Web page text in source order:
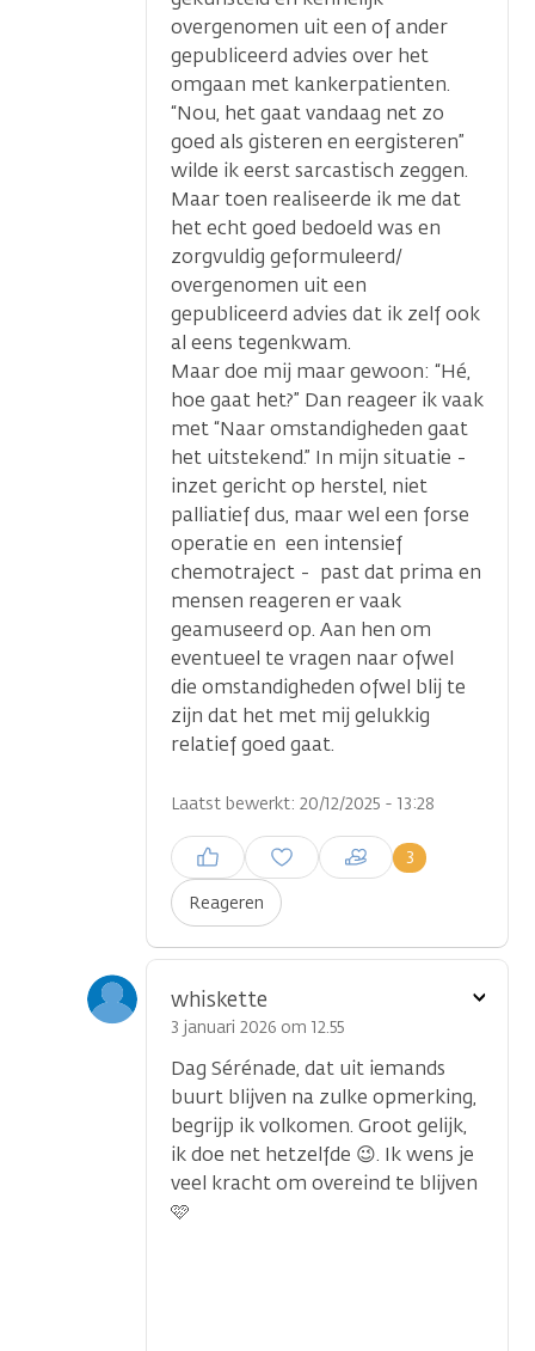
overgenomen uit een of ander
gepubliceerd advies over het
omgaan met kankerpatienten.
“Nou, het gaat vandaag net zo
goed als gisteren en eergisteren”
wilde ik eerst sarcastisch zeggen.
Maar toen realiseerde ik me dat
het echt goed bedoeld was en
zorgvuldig geformuleerd/
overgenomen uit een
gepubliceerd advies dat ik zelf ook
al eens tegenkwam.
Maar doe mij maar gewoon: “Hé,
hoe gaat het?” Dan reageer ik vaak
met “Naar omstandigheden gaat
het uitstekend.” In mijn situatie -
inzet gericht op herstel, niet
palliatief dus, maar wel een forse
operatie en een intensief
chemotraject - past dat prima en
mensen reageren er vaak
geamuseerd op. Aan hen om
eventueel te vragen naar ofwel
die omstandigheden ofwel blij te
zijn dat het met mij gelukkig
relatief goed gaat.
Laatst bewerkt: 20/12/2025 - 13:28
Reageren
3
Inloggen om een reactie te
plaatsen
whiskette
3 januari 2026 om 12.55
Dag Sérénade, dat uit iemands
buurt blijven na zulke opmerking,
begrijp ik volkomen. Groot gelijk,
ik doe net hetzelfde 😉. Ik wens je
veel kracht om overeind te blijven
🩷
Toon